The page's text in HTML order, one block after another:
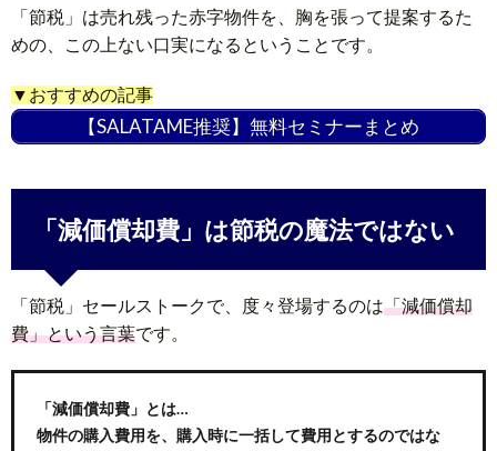
「節税」は売れ残った赤字物件を、胸を張って提案するた
めの、この上ない口実になるということです。
▼おすすめの記事
【SALATAME推奨】無料セミナーまとめ
「減価償却費」は節税の魔法ではない
「節税」セールストークで、度々登場するのは「減価償却
費」という言葉です。
「減価償却費」とは…
物件の購入費用を、購入時に一括して費用とするのではな